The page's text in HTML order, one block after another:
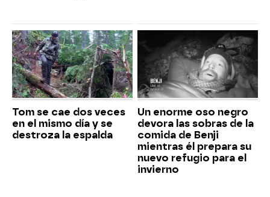
Tom se cae dos veces
en el mismo día y se
destroza la espalda
Un enorme oso negro
devora las sobras de la
comida de Benji
mientras él prepara su
nuevo refugio para el
invierno